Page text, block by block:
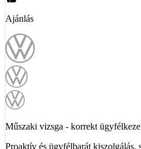
Ajánlás
Műszaki vizsga - korrekt
Proaktív és ügyfélbarát kiszolgálás,